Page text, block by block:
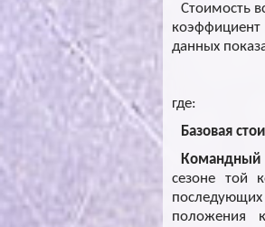
Стоимость
коэффициент
данных
где:
Базовая
Командный
сезоне той
положения